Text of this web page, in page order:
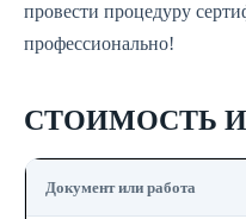
провести процедуру
профессионально!
СТОИМОСТЬ
Документ или работа